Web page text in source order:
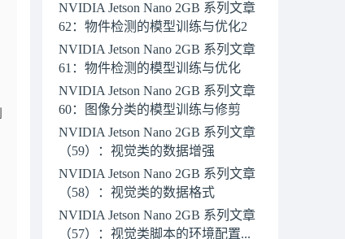
NVIDIA Jetson Nano 2GB 系列文章
62：物件检测的模型训练与优化2
NVIDIA Jetson Nano 2GB 系列文章
61：物件检测的模型训练与优化
NVIDIA Jetson Nano 2GB 系列文章
60：图像分类的模型训练与修剪
NVIDIA Jetson Nano 2GB 系列文章
（59）：视觉类的数据增强
NVIDIA Jetson Nano 2GB 系列文章
（58）：​视觉类的数据格式
NVIDIA Jetson Nano 2GB 系列文章
（57）：视觉类脚本的环境配置...